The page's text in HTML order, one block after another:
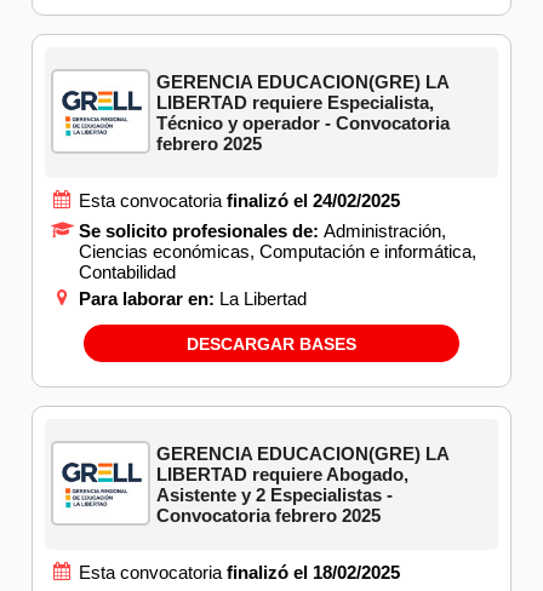
GERENCIA EDUCACION(GRE) LA
LIBERTAD requiere Especialista,
Técnico y operador - Convocatoria
febrero 2025
Esta convocatoria finalizó el 24/02/2025
Se solicito profesionales de: Administración,
Ciencias económicas, Computación e informática,
Contabilidad
Para laborar en: La Libertad
DESCARGAR BASES
GERENCIA EDUCACION(GRE) LA
LIBERTAD requiere Abogado,
Asistente y 2 Especialistas -
Convocatoria febrero 2025
Esta convocatoria finalizó el 18/02/2025